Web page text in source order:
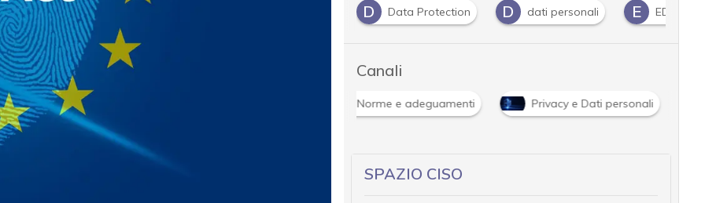
D Data Protection D dati personali E EDPB
Canali
Norme e adeguamenti Privacy e Dati personali
SPAZIO CISO